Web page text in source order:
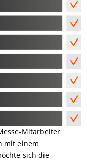
Mitarbeiter
mit einem
sich die